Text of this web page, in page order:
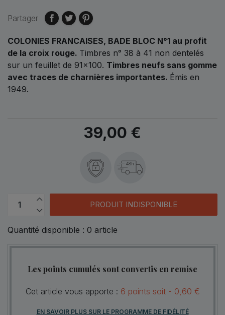
Partager
COLONIES FRANCAISES, BADE BLOC N°1 au profit
de la croix rouge. Timbres n° 38 à 41 non dentelés
sur un feuillet de 91x100. Timbres neufs sans gomme
avec traces de charnières importantes. Émis en
1949.
39,00 €
48h
PRODUIT INDISPONIBLE
Quantité disponible : 0 article
Les points cumulés sont convertis en remise
Cet article vous apporte : 6 points soit - 0,60 €
EN SAVOIR PLUS SUR LE PROGRAMME DE FIDÉLITÉ